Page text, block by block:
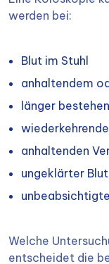
werden bei:
Blut im Stuhl
anhaltendem
länger
anhaltenden
ungeklärter
Welche
entscheidet die